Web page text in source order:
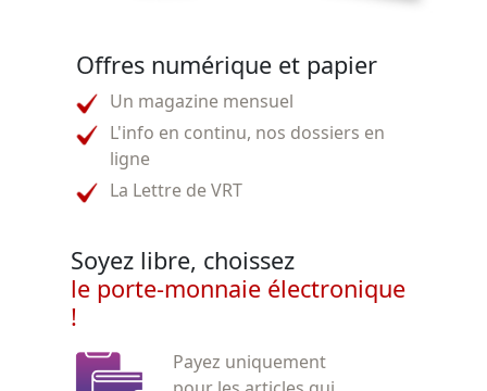
Offres numérique et papier
Un magazine mensuel
L'info en continu, nos dossiers en
ligne
La Lettre de VRT
Soyez libre, choissez
le porte-monnaie électronique
!
Payez uniquement